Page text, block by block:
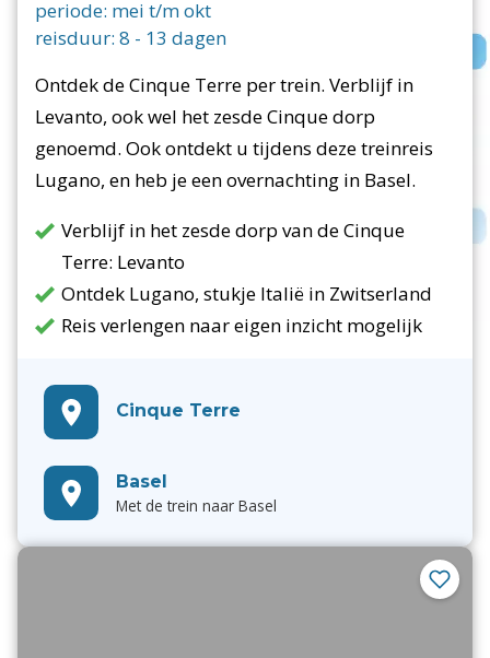
periode: mei t/m okt
reisduur: 8 - 13 dagen
Ontdek de Cinque Terre per trein. Verblijf in
Levanto, ook wel het zesde Cinque dorp
genoemd. Ook ontdekt u tijdens deze treinreis
Lugano, en heb je een overnachting in Basel.
Verblijf in het zesde dorp van de Cinque
Terre: Levanto
Ontdek Lugano, stukje Italië in Zwitserland
Reis verlengen naar eigen inzicht mogelijk
Cinque Terre
Basel
Met de trein naar Basel